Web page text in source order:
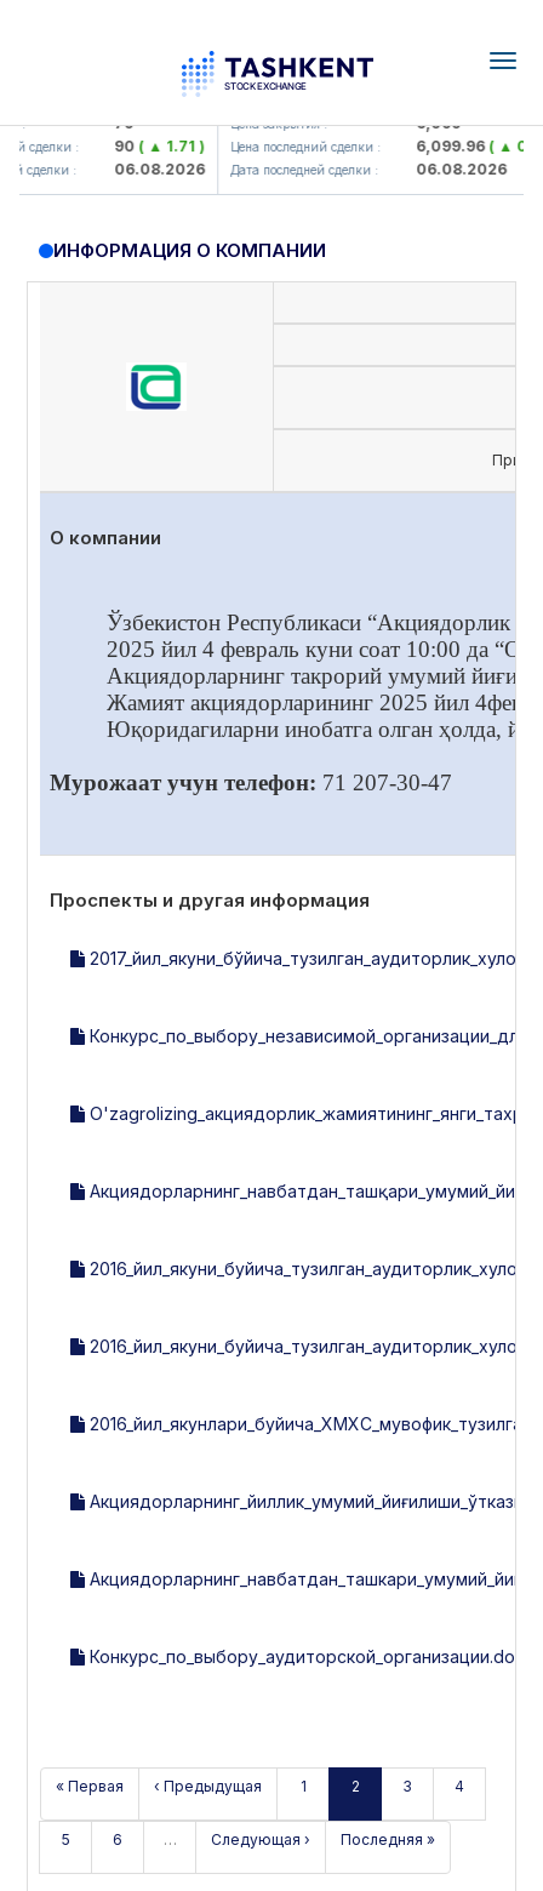
: 79
сделки : 90( ▲ 1.71 )
сделки : 06.08.2026
UZMK (<O'zmetkombinat> AJ)
Цена закрытия : 6,099
Цена последний сделки : 6,099.96( ▲ 0.08
Дата последней сделки : 06.08.2026
ИНФОРМАЦИЯ О КОМПАНИИ
О компании
Ўзбекистон Республикаси “Акциядорлик
2025 йил 4 февраль куни соат 10:00 да
Акциядорларнинг такрорий умумий
Жамият акциядорларининг 2025 йил
Юқоридагиларни инобатга олган ҳолда,
Мурожаат учун телефон: 71 207-30-47
Проспекты и другая информация
Конкурс_по_выбору_аудиторской_организации.docx
« Первая ‹ Предыдущая 1 2 3 4
5 6 … Следующая › Последняя »